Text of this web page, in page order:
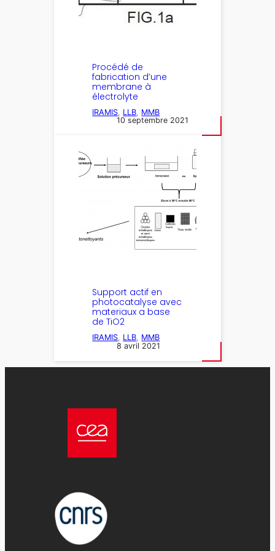
Procédé de
fabrication d’une
membrane à
électrolyte
IRAMIS LLB MMB
10 septembre 2021
Support actif en
photocatalyse avec
materiaux a base
de TiO2
IRAMIS LLB MMB
8 avril 2021